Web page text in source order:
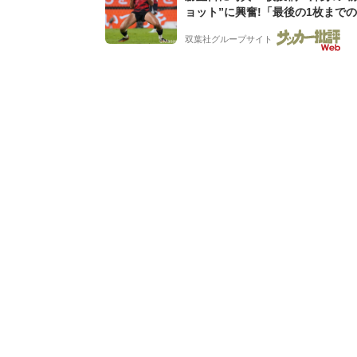
ョット”に興奮!「最後の1枚まで
フリ」「知念くんのことどんだけ
んよw」
双葉社グループサイト